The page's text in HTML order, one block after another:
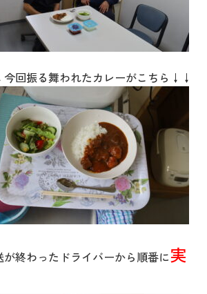
われたカレーがこちら↓↓
ドライバーから順番に実